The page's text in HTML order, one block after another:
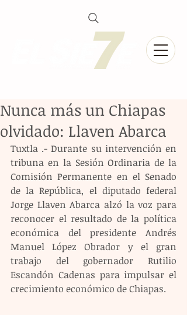
Nunca más un Chiapas
olvidado: Llaven Abarca
Tuxtla .- Durante su intervención en
tribuna en la Sesión Ordinaria de la
Comisión Permanente en el Senado
de la República, el diputado federal
Jorge Llaven Abarca alzó la voz para
reconocer el resultado de la política
económica del presidente Andrés
Manuel López Obrador y el gran
trabajo del gobernador Rutilio
Escandón Cadenas para impulsar el
crecimiento económico de Chiapas.